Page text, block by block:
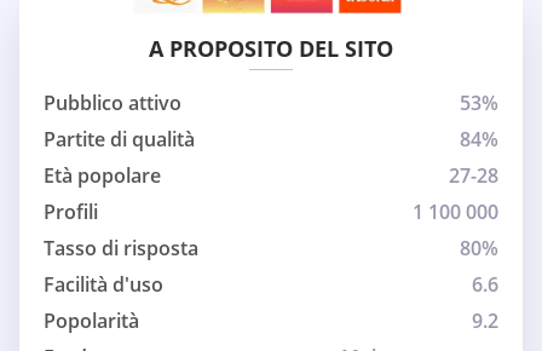
A PROPOSITO DEL SITO
Pubblico attivo
53%
Partite di qualità
84%
Età popolare
27-28
Profili
1 100 000
Tasso di risposta
80%
Facilità d'uso
6.6
Popolarità
9.2